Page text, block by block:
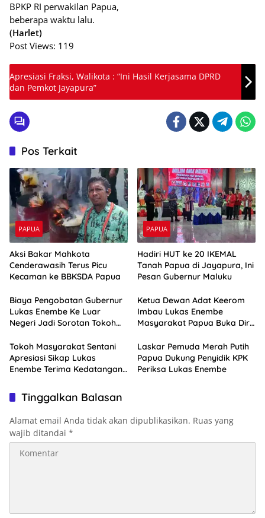
BPKP RI perwakilan Papua,
beberapa waktu lalu.
(Harlet)
Post Views: 119
Apresiasi Fraksi, Walikota : “Ini Hasil Kerjasama DPRD
dan Pemkot Jayapura”
Pos Terkait
PAPUA
Aksi Bakar Mahkota
Cenderawasih Terus Picu
Kecaman ke BBKSDA Papua
PAPUA
Hadiri HUT ke 20 IKEMAL
Tanah Papua di Jayapura, Ini
Pesan Gubernur Maluku
Biaya Pengobatan Gubernur
Lukas Enembe Ke Luar
Negeri Jadi Sorotan Tokoh
Ketua Dewan Adat Keerom
Imbau Lukas Enembe
Masyarakat Papua Buka Diri
Tokoh Masyarakat Sentani
Apresiasi Sikap Lukas
Enembe Terima Kedatangan
Laskar Pemuda Merah Putih
Papua Dukung Penyidik KPK
Periksa Lukas Enembe
Tinggalkan Balasan
Alamat email Anda tidak akan dipublikasikan. Ruas yang
wajib ditandai *